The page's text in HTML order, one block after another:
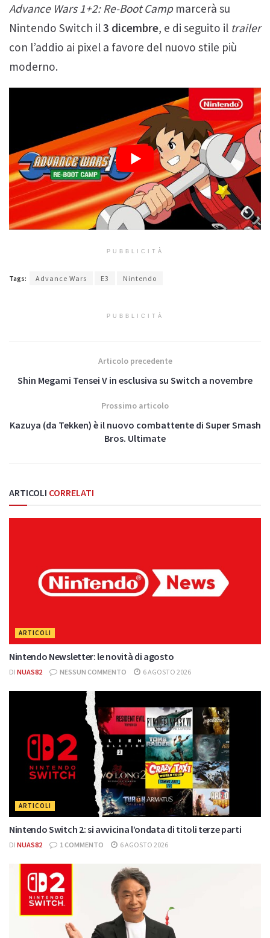
Advance Wars 1+2: Re-Boot Campmarcerà su
Nintendo Switch il3 dicembre, e di seguito il trailer
con l’addio ai pixel a favore del nuovo stile più
moderno.
PUBBLICITÀ
Tags: Advance Wars E3 Nintendo
PUBBLICITÀ
Articolo precedente
Shin Megami Tensei V in esclusiva su Switch a novembre
Prossimo articolo
Kazuya (da Tekken) è il nuovo combattente di Super Smash
Bros. Ultimate
ARTICOLI CORRELATI
ARTICOLI
Nintendo Newsletter: le novità di agosto
DI NUAS82 NESSUN COMMENTO 6 AGOSTO 2026
ARTICOLI
Nintendo Switch 2: si avvicina l’ondata di titoli terze parti
DI NUAS82 1 COMMENTO 6 AGOSTO 2026